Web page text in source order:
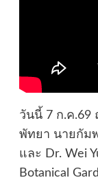
วันนี้ 7 ก.ค.69
พัทยา นายกัม
และ Dr. Wei
Botanical